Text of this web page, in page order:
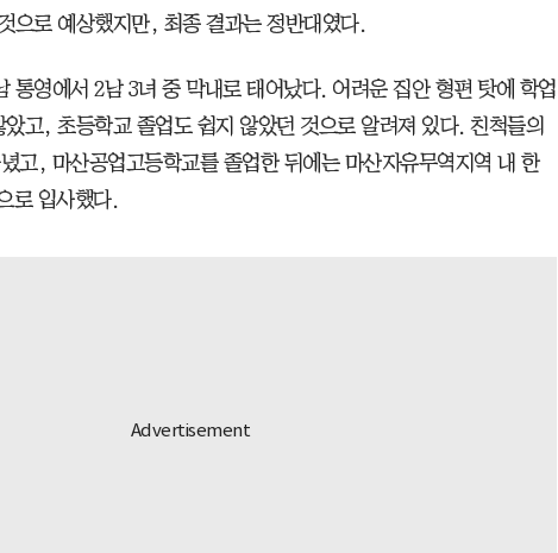
으로 예상했지만, 최종 결과는 정반대였다.
통영에서 2남 3녀 중 막내로 태어났다. 어려운 집안 형편 탓에 학업
고, 초등학교 졸업도 쉽지 않았던 것으로 알려져 있다. 친척들의
고, 마산공업고등학교를 졸업한 뒤에는 마산자유무역지역 내 한
로 입사했다.